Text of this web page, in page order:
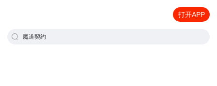
打开APP
魔道契约